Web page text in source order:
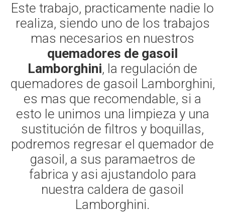
Este trabajo, practicamente nadie lo
realiza, siendo uno de los trabajos
mas necesarios en nuestros
quemadores de gasoil
Lamborghini, la regulación de
quemadores de gasoil Lamborghini,
es mas que recomendable, si a
esto le unimos una limpieza y una
sustitución de filtros y boquillas,
podremos regresar el quemador de
gasoil, a sus paramaetros de
fabrica y asi ajustandolo para
nuestra caldera de gasoil
Lamborghini.